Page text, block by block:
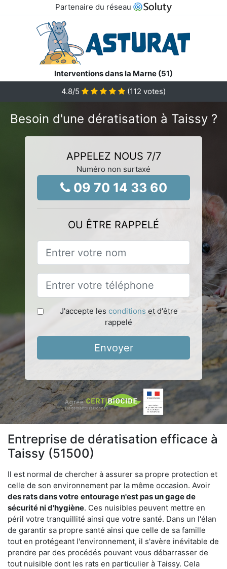
Partenaire du réseau
Interventions dans la Marne (51)
4.8/5 (112 votes)
Besoin d'une dératisation à Taissy ?
APPELEZ NOUS 7/7
Numéro non surtaxé
09 70 14 33 60
OU ÊTRE RAPPELÉ
J'accepte les conditions et d'être
rappelé
Envoyer
Entreprise de dératisation efficace à
Taissy (51500)
Il est normal de chercher à assurer sa propre protection et
celle de son environnement par la même occasion. Avoir
des rats dans votre entourage n'est pas un gage de
sécurité ni d'hygiène. Ces nuisibles peuvent mettre en
péril votre tranquillité ainsi que votre santé. Dans un l'élan
de garantir sa propre santé ainsi que celle de sa famille
tout en protégeant l'environnement, il s'avère inévitable de
prendre par des procédés pouvant vous débarrasser de
tout nuisible dont les rats en particulier à Taissy. Cela